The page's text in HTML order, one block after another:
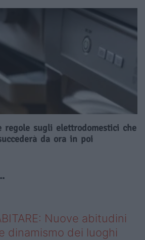
regole sugli elettrodomestici che
da ora in poi
Nuove abitudini
dinamismo dei luoghi